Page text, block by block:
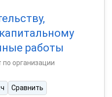
работы
организации
Сравнить